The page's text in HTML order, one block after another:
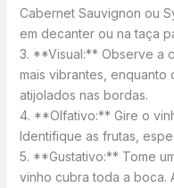
Cabernet Sauvignon ou
em decanter ou na taça
3. **Visual:** Observe a
mais vibrantes, enquanto
atijolados nas bordas.
4. **Olfativo:** Gire o
Identifique as frutas,
5. **Gustativo:** Tome
vinho cubra toda a boca.